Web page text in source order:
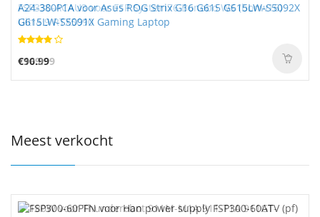
FSP330-ACAU3 voor FSP System76 Bonobo WS (bonw16)
Ultra 9 RTX5090
€169.99
A24-380P1A voor Asus ROG Strix G16 G615 G615LW-S5092X
G615LW-S5091X Gaming Laptop
€90.99
Meest verkocht